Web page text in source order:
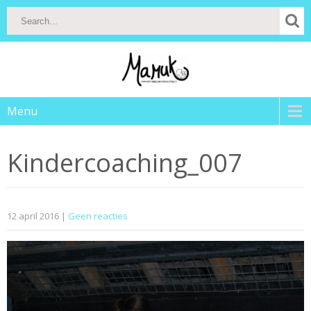
Menu
Kindercoaching_007
12 april 2016 | Geen reacties